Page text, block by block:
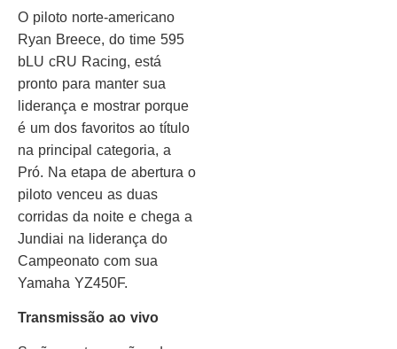
O piloto norte-americano
Ryan Breece, do time 595
bLU cRU Racing, está
pronto para manter sua
liderança e mostrar porque
é um dos favoritos ao título
na principal categoria, a
Pró. Na etapa de abertura o
piloto venceu as duas
corridas da noite e chega a
Jundiai na liderança do
Campeonato com sua
Yamaha YZ450F.
Transmissão ao vivo